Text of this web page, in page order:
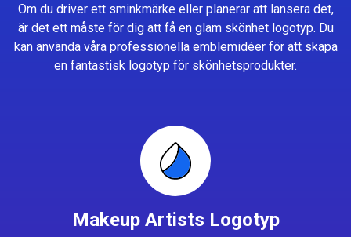
Om du driver ett sminkmärke eller planerar att lansera det,
är det ett måste för dig att få en glam skönhet logotyp. Du
kan använda våra professionella emblemidéer för att skapa
en fantastisk logotyp för skönhetsprodukter.
Makeup Artists Logotyp